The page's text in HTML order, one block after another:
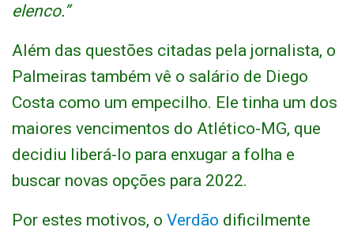
elenco.”
Além das questões citadas pela jornalista, o
Palmeiras também vê o salário de Diego
Costa como um empecilho. Ele tinha um dos
maiores vencimentos do Atlético-MG, que
decidiu liberá-lo para enxugar a folha e
buscar novas opções para 2022.
Por estes motivos, o Verdão dificilmente